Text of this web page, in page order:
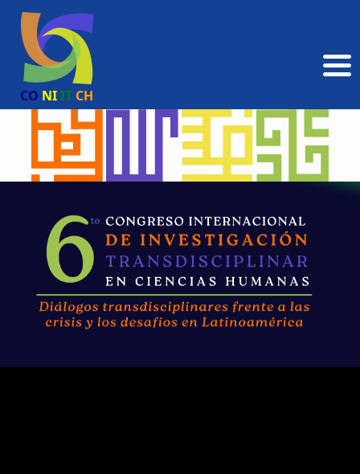
CO NIIT CH